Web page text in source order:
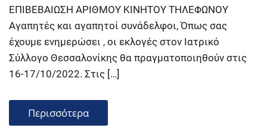
ΕΠΙΒΕΒΑΙΩΣΗ ΑΡΙΘΜΟΥ ΚΙΝΗΤΟΥ ΤΗΛΕΦΩΝΟΥ
Αγαπητές και αγαπητοί συνάδελφοι, Όπως σας
έχουμε ενημερώσει , οι εκλογές στον Ιατρικό
Σύλλογο Θεσσαλονίκης θα πραγματοποιηθούν στις
16-17/10/2022. Στις […]
Περισσότερα